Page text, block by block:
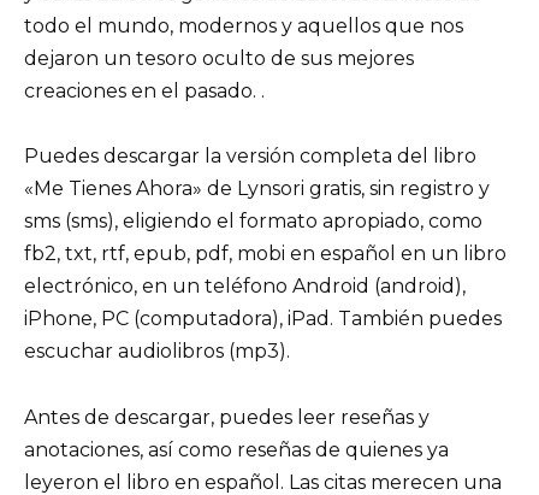
todo el mundo, modernos y aquellos que nos
dejaron un tesoro oculto de sus mejores
creaciones en el pasado. .
Puedes descargar la versión completa del libro
«Me Tienes Ahora» de Lynsori gratis, sin registro y
sms (sms), eligiendo el formato apropiado, como
fb2, txt, rtf, epub, pdf, mobi en español en un libro
electrónico, en un teléfono Android (android),
iPhone, PC (computadora), iPad. También puedes
escuchar audiolibros (mp3).
Antes de descargar, puedes leer reseñas y
anotaciones, así como reseñas de quienes ya
leyeron el libro en español. Las citas merecen una